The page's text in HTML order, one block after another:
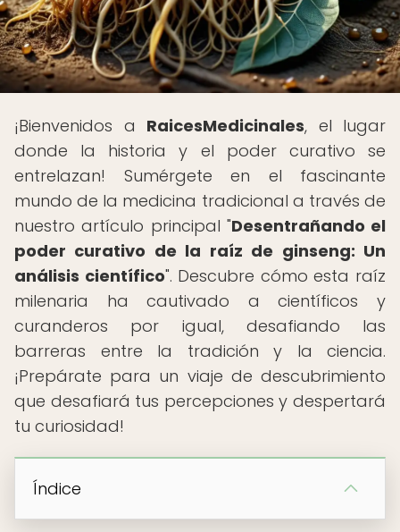
¡Bienvenidos a RaicesMedicinales, el lugar
donde la historia y el poder curativo se
entrelazan! Sumérgete en el fascinante
mundo de la medicina tradicional a través de
nuestro artículo principal "Desentrañando el
poder curativo de la raíz de ginseng: Un
análisis científico". Descubre cómo esta raíz
milenaria ha cautivado a científicos y
curanderos por igual, desafiando las
barreras entre la tradición y la ciencia.
¡Prepárate para un viaje de descubrimiento
que desafiará tus percepciones y despertará
tu curiosidad!
Índice